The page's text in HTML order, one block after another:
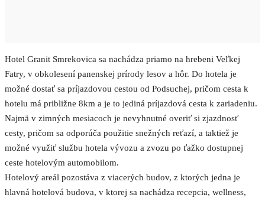
Hotel Granit Smrekovica sa nachádza priamo na hrebeni Veľkej
Fatry, v obkolesení panenskej prírody lesov a hôr. Do hotela je
možné dostať sa príjazdovou cestou od Podsuchej, pričom cesta k
hotelu má približne 8km a je to jediná príjazdová cesta k zariadeniu.
Najmä v zimných mesiacoch je nevyhnutné overiť si zjazdnosť
cesty, pričom sa odporúča použitie snežných reťazí, a taktiež je
možné využiť službu hotela vývozu a zvozu po ťažko dostupnej
ceste hotelovým automobilom.
Hotelový areál pozostáva z viacerých budov, z ktorých jedna je
hlavná hotelová budova, v ktorej sa nachádza recepcia, wellness,